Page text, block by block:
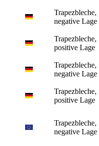
Trapezbleche,
negative Lage
Trapezbleche,
positive Lage
Trapezbleche,
negative Lage
Trapezbleche,
positive Lage
Trapezbleche,
negative Lage